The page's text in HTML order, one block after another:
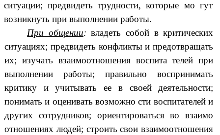
ситуации; предвидеть трудности, которые мо гут
возникнуть при выполнении работы.
При общении:владеть собой в критических
ситуациях; предвидеть конфликты и предотвращать
их; изучать взаимоотношения воспита телей при
выполнении работы; правильно воспринимать
критику и учитывать ее в своей деятельности;
понимать и оценивать возможно сти воспитателей и
других сотрудников; ориентироваться во взаимо
отношениях людей; строить свои взаимоотношения